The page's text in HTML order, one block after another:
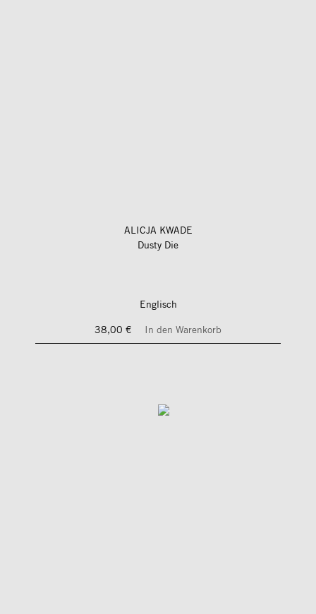
ALICJA KWADE
Dusty Die
Englisch
38,00 €
In den Warenkorb